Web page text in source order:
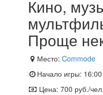
Кино,
Проще
Место: Commode
Начало игры: 16:00
Цена: 700 руб./чел.